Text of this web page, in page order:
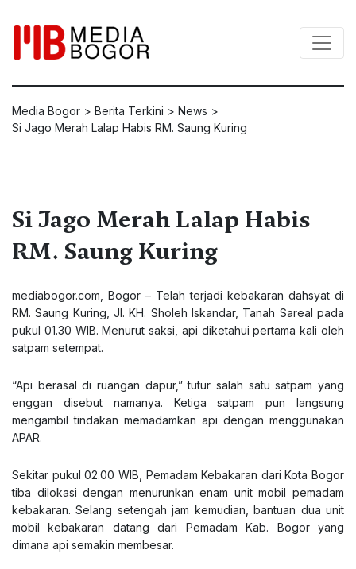
Media Bogor > Berita Terkini > News >
Si Jago Merah Lalap Habis RM. Saung Kuring
Si Jago Merah Lalap Habis
RM. Saung Kuring
mediabogor.com, Bogor – Telah terjadi kebakaran dahsyat di
RM. Saung Kuring, Jl. KH. Sholeh Iskandar, Tanah Sareal pada
pukul 01.30 WIB. Menurut saksi, api diketahui pertama kali oleh
satpam setempat.
“Api berasal di ruangan dapur,” tutur salah satu satpam yang
enggan disebut namanya. Ketiga satpam pun langsung
mengambil tindakan memadamkan api dengan menggunakan
APAR.
Sekitar pukul 02.00 WIB, Pemadam Kebakaran dari Kota Bogor
tiba dilokasi dengan menurunkan enam unit mobil pemadam
kebakaran. Selang setengah jam kemudian, bantuan dua unit
mobil kebakaran datang dari Pemadam Kab. Bogor yang
dimana api semakin membesar.